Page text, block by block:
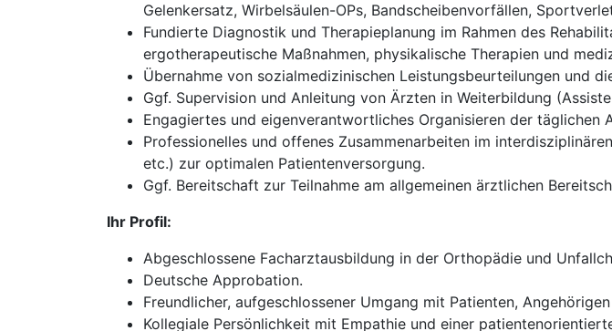
Gelenkersatz, Wirbelsäulen-OPs, Bandscheibenvorfällen,
Fundierte Diagnostik und Therapieplanung im Rahmen des
ergotherapeutische Maßnahmen, physikalische Therapien und
Übernahme von sozialmedizinischen Leistungsbeurteilungen und
Ggf. Supervision und Anleitung von Ärzten in Weiterbildung
Engagiertes und eigenverantwortliches Organisieren der täglichen
Professionelles und offenes Zusammenarbeiten im
etc.) zur optimalen Patientenversorgung.
Ggf. Bereitschaft zur Teilnahme am allgemeinen ärztlichen
Ihr Profil:
Abgeschlossene Facharztausbildung in der Orthopädie und
Deutsche Approbation.
Freundlicher, aufgeschlossener Umgang mit Patienten,
Kollegiale Persönlichkeit mit Empathie und einer